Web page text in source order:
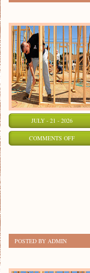
JULY - 21 - 2026
COMMENTS OFFON
POSTED BY ADMIN